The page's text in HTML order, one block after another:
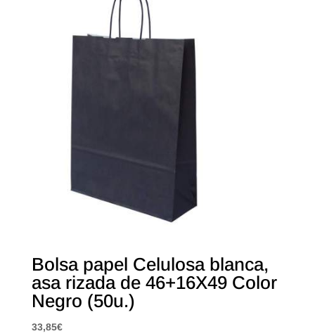
Bolsa papel Celulosa blanca,
asa rizada de 46+16X49 Color
Negro (50u.)
33,85€